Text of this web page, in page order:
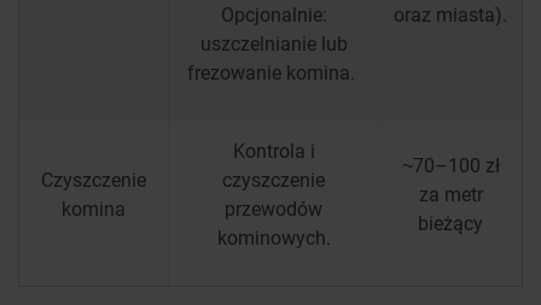
Opcjonalnie:
uszczelnianie lub
frezowanie komina.
oraz miasta).
Czyszczenie
komina
Kontrola i
czyszczenie
przewodów
kominowych.
~70–100 zł
za metr
bieżący